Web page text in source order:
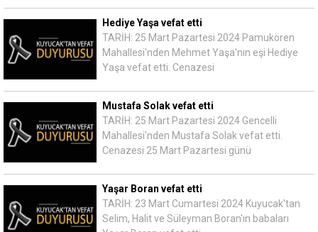
Hediye Yaşa vefat etti
TARİH: 25 Mart Pazartesi 2024 Pamukören
Mahallesi'nden Mehmet Yaşa'nın eşi Hediye
Yaşa vefat etti. Cenazesi
Mustafa Solak vefat etti
TARİH: 25 Mart Pazartesi 2024 Gencelli
Mahallesi'nden Mustafa Solak vefat etti.
Cenazesi 25 Mart Pazartesi günü
Yaşar Boran vefat etti
TARİH: 23 Mart Cumartesi 2024 Kuyucak'tan
Selim, Halit ve Süleyman Boran'ın babaları